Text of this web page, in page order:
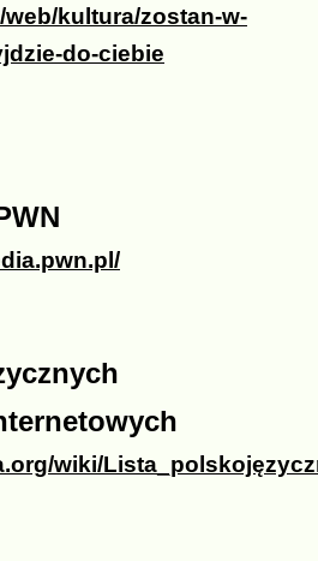
kultura/zostan-w-
do-ciebie
wiki/